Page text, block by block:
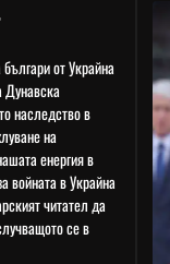
от Украйна
Дунавска
наследство в
на
енергия в
войната в Украйна
читател да
се в